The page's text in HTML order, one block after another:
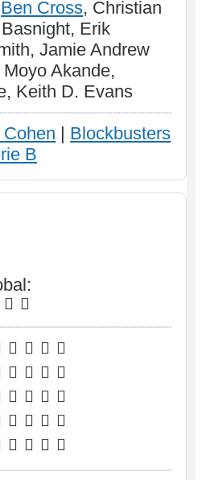
Ben Cross, Christian
Erik
Jamie Andrew
Akande,
Keith D. Evans
| Blockbusters
B